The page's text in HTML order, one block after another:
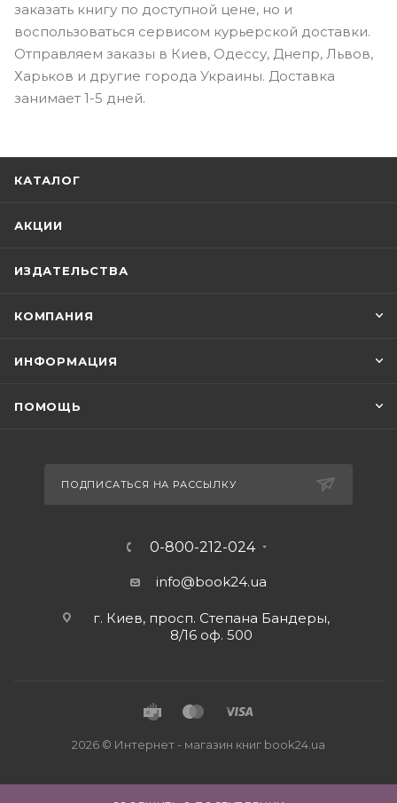
заказать книгу по доступной цене, но и
воспользоваться сервисом курьерской доставки.
Отправляем заказы в Киев, Одессу, Днепр, Львов,
Харьков и другие города Украины. Доставка
занимает 1-5 дней.
КАТАЛОГ
АКЦИИ
ИЗДАТЕЛЬСТВА
КОМПАНИЯ
ИНФОРМАЦИЯ
ПОМОЩЬ
ПОДПИСАТЬСЯ НА РАССЫЛКУ
0-800-212-024
info@book24.ua
г. Киев, просп. Степана Бандеры,
8/16 оф. 500
2026 © Интернет - магазин книг book24.ua